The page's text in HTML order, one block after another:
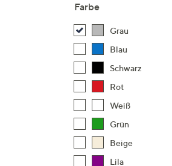
Farbe
Grau
Blau
Schwarz
Rot
Weiß
Grün
Beige
Lila